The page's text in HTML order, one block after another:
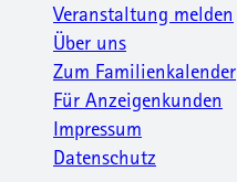
Veranstaltung melden
Über uns
Zum Familienkalender
Für Anzeigenkunden
Impressum
Datenschutz